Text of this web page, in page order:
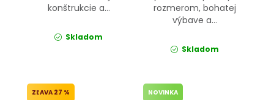
konštrukcie a...
Skladom
rozmerom, bohatej
výbave a...
Skladom
27 % NOVINKA